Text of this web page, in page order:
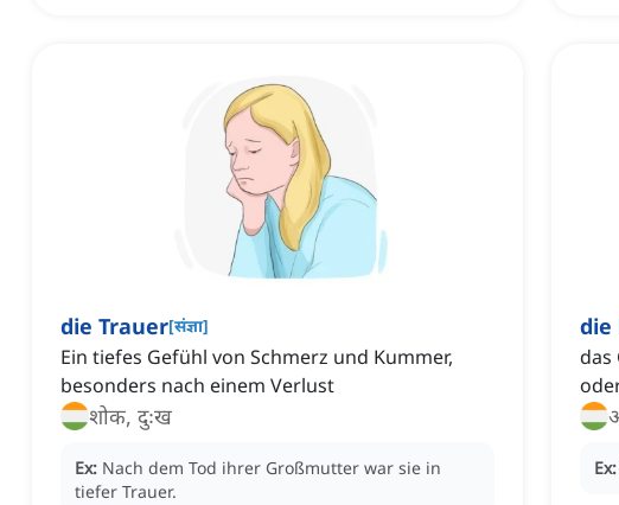
die Trauer[संज्ञा]
Ein tiefes Gefühl von Schmerz und Kummer,
besonders nach einem Verlust
शोक, दुःख
Ex: Nach dem Tod ihrer Großmutter war sie in
tiefer Trauer.
die
das
Ex: